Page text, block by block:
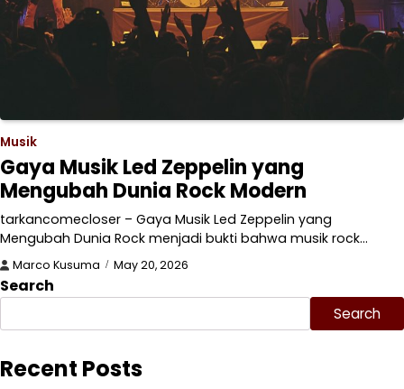
Musik
Gaya Musik Led Zeppelin yang
Mengubah Dunia Rock Modern
tarkancomecloser – Gaya Musik Led Zeppelin yang
Mengubah Dunia Rock menjadi bukti bahwa musik rock…
Marco Kusuma May 20, 2026
Search
Search
Recent Posts